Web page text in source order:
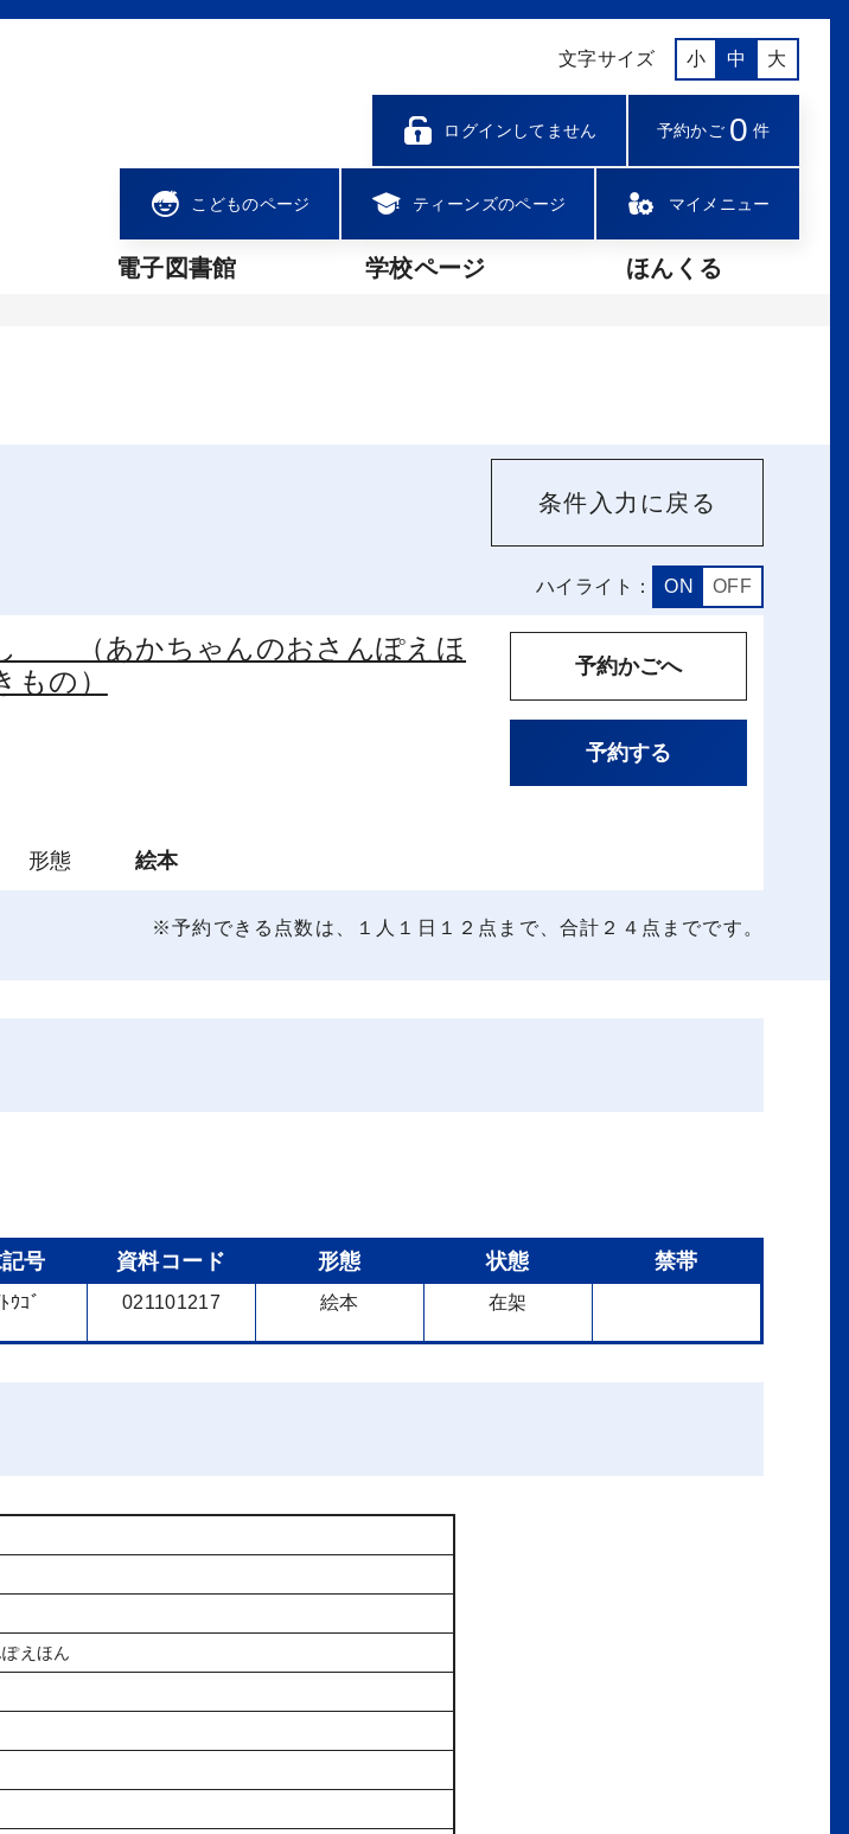
文字サイズ 小 中 大
ログインしてません 予約かご 0 件
こどものページ ティーンズのページ マイメニュー
電子図書館 学校ページ ほんくる
条件入力に戻る
ハイライト： ON OFF
（あかちゃんのおさんぽえほ
の）
形態 絵本
予約かごへ
予約する
※予約できる点数は、１人１日１２点まで、合計２４点までです。
号 資料コード 形態 状態 禁帯
ｳｺﾞ 021101217 絵本 在架
えほん